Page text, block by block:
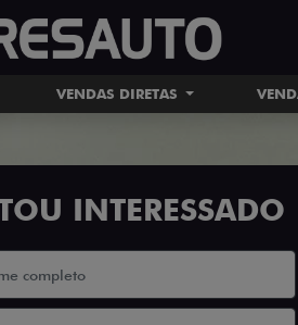
VENDAS DIRETAS
INTERESSADO